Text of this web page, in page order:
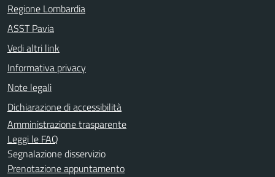
Regione Lombardia
ASST Pavia
Vedi altri link
Informativa privacy
Note legali
Dichiarazione di accessibilità
Amministrazione trasparente
Leggi le FAQ
Segnalazione disservizio
Prenotazione appuntamento